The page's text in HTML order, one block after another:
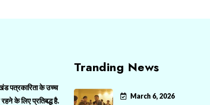
पत्रकारिता के उच्च
के लिए प्रतिबद्ध है.
Tranding News
March 6, 2026